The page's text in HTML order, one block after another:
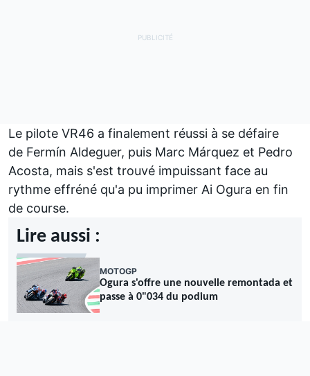
Le pilote VR46 a finalement réussi à se défaire
de Fermín Aldeguer, puis Marc Márquez et Pedro
Acosta, mais s'est trouvé impuissant face au
rythme effréné qu'a pu imprimer Ai Ogura en fin
de course.
Lire aussi :
MOTOGP
Ogura s'offre une nouvelle remontada et
passe à 0"034 du podium